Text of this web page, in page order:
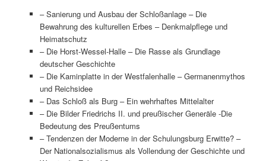
– Sanierung und Ausbau der Schloßanlage – Die
Bewahrung des kulturellen Erbes – Denkmalpflege und
Heimatschutz
– Die Horst-Wessel-Halle – Die Rasse als Grundlage
deutscher Geschichte
– Die Kaminplatte in der Westfalenhalle – Germanenmythos
und Reichsidee
– Das Schloß als Burg – Ein wehrhaftes Mittelalter
– Die Bilder Friedrichs II. und preußischer Generäle -Die
Bedeutung des Preußentums
– Tendenzen der Moderne in der Schulungsburg Erwitte? –
Der Nationalsozialismus als Vollendung der Geschichte und